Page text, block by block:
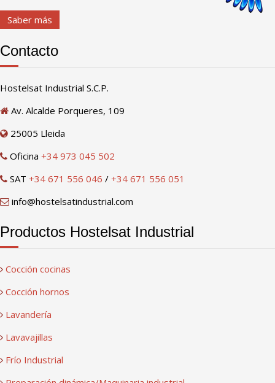
Saber más
Contacto
Hostelsat Industrial S.C.P.
Av. Alcalde Porqueres, 109
25005 Lleida
Oficina +34 973 045 502
SAT +34 671 556 046 / +34 671 556 051
info@hostelsatindustrial.com
Productos Hostelsat Industrial
Cocción cocinas
Cocción hornos
Lavandería
Lavavajillas
Frío Industrial